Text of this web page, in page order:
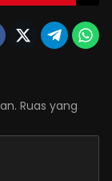
Ruas yang